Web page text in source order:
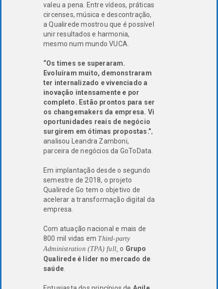
valeu a pena. Entre vídeos, práticas
circenses, música e descontração,
a Qualirede mostrou que é possível
unir resultados e harmonia,
mesmo num mundo VUCA.
“Os times se superaram.
Evoluíram muito, demonstraram
ter internalizado e vivenciado a
inovação intensamente e por
completo. Estão prontos para ser
os changemakers da empresa. Vi
oportunidades reais de negócio
surgirem em ótimas propostas.”,
analisou Leandra Zamboni,
parceira de negócios da GoToData.
Em implantação desde o segundo
semestre de 2018, o projeto
Qualirede Go tem o objetivo de
acelerar a transformação digital da
empresa.
Com atuação nacional e mais de
800 mil vidas em Third-party
Administration (TPA) full, o Grupo
Qualirede é líder no mercado de
saúde